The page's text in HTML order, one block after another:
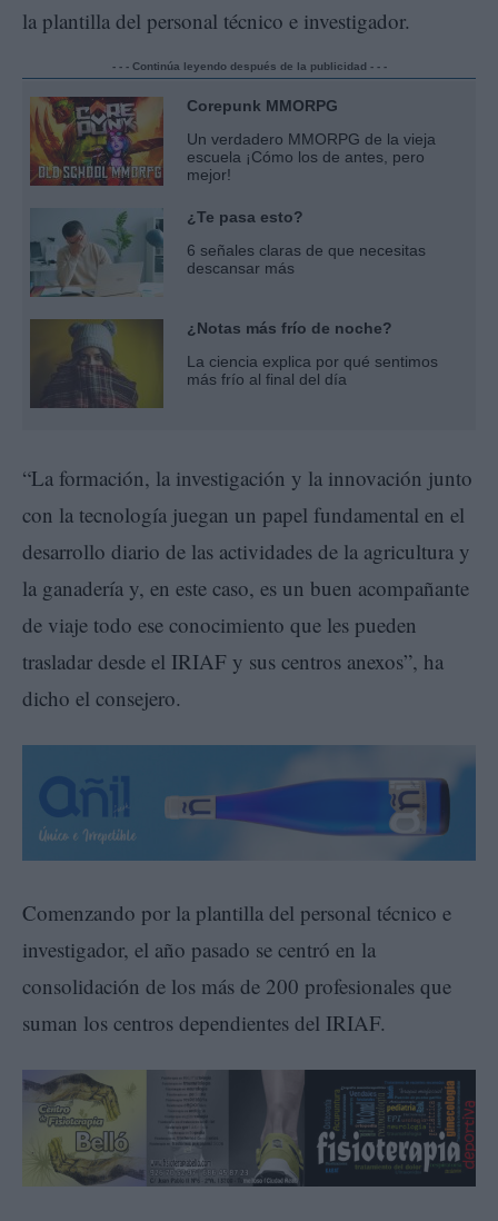
la plantilla del personal técnico e investigador.
- - - Continúa leyendo después de la publicidad - - -
Corepunk MMORPG
Un verdadero MMORPG de la vieja
escuela ¡Cómo los de antes, pero
mejor!
¿Te pasa esto?
6 señales claras de que necesitas
descansar más
¿Notas más frío de noche?
La ciencia explica por qué sentimos
más frío al final del día
“La formación, la investigación y la innovación junto
con la tecnología juegan un papel fundamental en el
desarrollo diario de las actividades de la agricultura y
la ganadería y, en este caso, es un buen acompañante
de viaje todo ese conocimiento que les pueden
trasladar desde el IRIAF y sus centros anexos”, ha
dicho el consejero.
Comenzando por la plantilla del personal técnico e
investigador, el año pasado se centró en la
consolidación de los más de 200 profesionales que
suman los centros dependientes del IRIAF.